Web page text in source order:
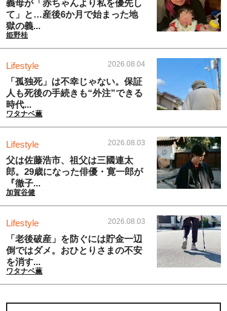
義母が「赤ちゃんより私を優先し
て」と…産後6か月で始まった地
獄の義...
姫野桂
Lifestyle 2026.08.04
「孤独死」は不幸じゃない。保証
人も死後の手続きも“外注”できる
時代...
ワタナベ薫
Lifestyle 2026.08.03
父は佐藤浩市、祖父は三國連太
郎。29歳になった俳優・寛一郎が
『徹子...
加賀谷健
Lifestyle 2026.08.03
「老後破産」を防ぐには貯金一辺
倒ではダメ。おひとりさまの不安
を消す...
ワタナベ薫